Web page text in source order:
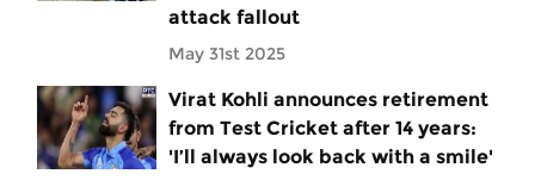
attack fallout
May 31st 2025
Virat Kohli announces retirement
from Test Cricket after 14 years:
'I’ll always look back with a smile'